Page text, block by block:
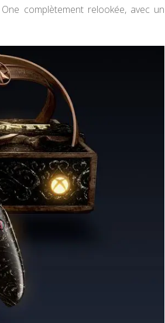
complètement relookée, avec un